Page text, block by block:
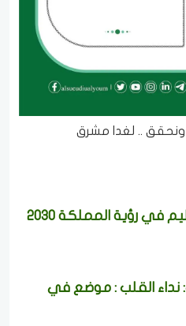
ونحقق .. لغدا مشرق
رشا الزمامي تكتب.. التعليم في رؤية المملكة 2030
نداء القلب : موضع في